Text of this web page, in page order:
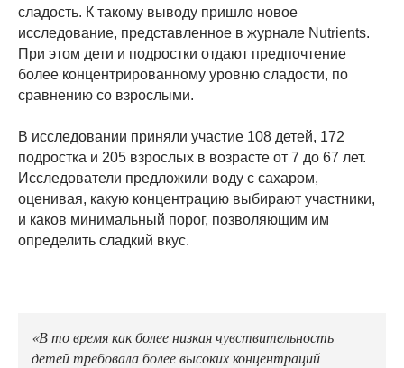
сладость. К такому выводу пришло новое
исследование, представленное в журнале Nutrients.
При этом дети и подростки отдают предпочтение
более концентрированному уровню сладости, по
сравнению со взрослыми.
В исследовании приняли участие 108 детей, 172
подростка и 205 взрослых в возрасте от 7 до 67 лет.
Исследователи предложили воду с сахаром,
оценивая, какую концентрацию выбирают участники,
и каков минимальный порог, позволяющим им
определить сладкий вкус.
«В то время как более низкая чувствительность
детей требовала более высоких концентраций